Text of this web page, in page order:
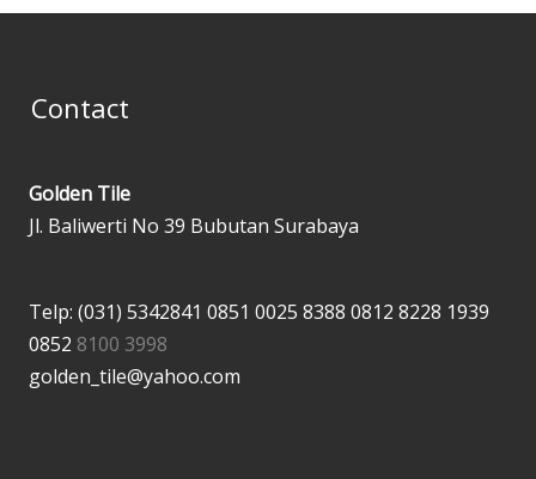
Contact
Golden Tile
Jl. Baliwerti No 39 Bubutan Surabaya
Telp: (031) 5342841 0851 0025 8388 0812 8228 1939
0852 8100 3998
golden_tile@yahoo.com